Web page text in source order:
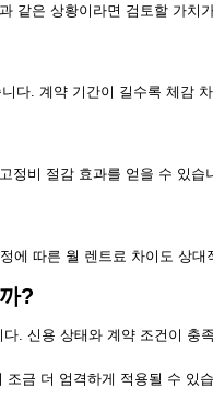
같은 상황이라면 검토할 가치
다. 계약 기간이 길수록 체감
정비 절감 효과를 얻을 수 있습
에 따른 월 렌트료 차이도 상대
?
. 신용 상태와 계약 조건이 충
금 더 엄격하게 적용될 수 있